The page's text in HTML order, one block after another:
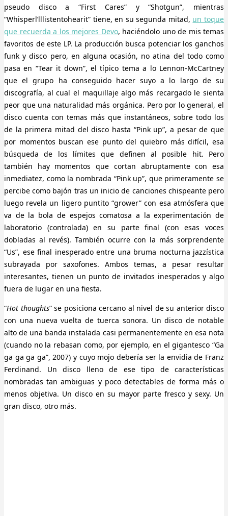
pseudo disco a “First Cares” y “Shotgun”, mientras
“Whisperl’lllistentohearit” tiene, en su segunda mitad, un toque
que recuerda a los mejores Devo, haciéndolo uno de mis temas
favoritos de este LP. La producción busca potenciar los ganchos
funk y disco pero, en alguna ocasión, no atina del todo como
pasa en “Tear it down”, el típico tema a lo Lennon-McCartney
que el grupo ha conseguido hacer suyo a lo largo de su
discografía, al cual el maquillaje algo más recargado le sienta
peor que una naturalidad más orgánica. Pero por lo general, el
disco cuenta con temas más que instantáneos, sobre todo los
de la primera mitad del disco hasta “Pink up”, a pesar de que
por momentos buscan ese punto del quiebro más difícil, esa
búsqueda de los límites que definen al posible hit. Pero
también hay momentos que cortan abruptamente con esa
inmediatez, como la nombrada “Pink up”, que primeramente se
percibe como bajón tras un inicio de canciones chispeante pero
luego revela un ligero puntito “grower” con esa atmósfera que
va de la bola de espejos comatosa a la experimentación de
laboratorio (controlada) en su parte final (con esas voces
dobladas al revés). También ocurre con la más sorprendente
“Us”, ese final inesperado entre una bruma nocturna jazzística
subrayada por saxofones. Ambos temas, a pesar resultar
interesantes, tienen un punto de invitados inesperados y algo
fuera de lugar en una fiesta.
“Hot thoughts” se posiciona cercano al nivel de su anterior disco
con una nueva vuelta de tuerca sonora. Un disco de notable
alto de una banda instalada casi permanentemente en esa nota
(cuando no la rebasan como, por ejemplo, en el gigantesco “Ga
ga ga ga ga”, 2007) y cuyo mojo debería ser la envidia de Franz
Ferdinand. Un disco lleno de ese tipo de características
nombradas tan ambiguas y poco detectables de forma más o
menos objetiva. Un disco en su mayor parte fresco y sexy. Un
gran disco, otro más.